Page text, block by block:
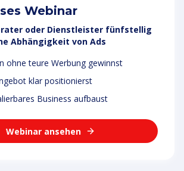
Webinar
oder Dienstleister fünfstellig
Abhängigkeit von Ads
ohne teure Werbung gewinnst
klar positionierst
Business aufbaust
Webinar ansehen